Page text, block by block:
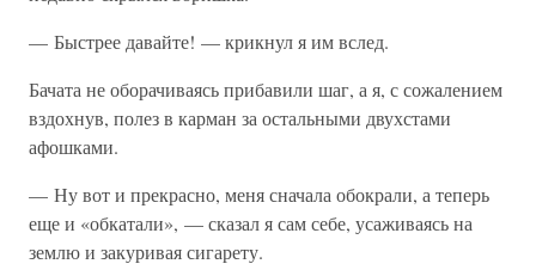
— Быстрее давайте! — крикнул я им вслед.
Бачата не оборачиваясь прибавили шаг, а я, с сожалением
вздохнув, полез в карман за остальными двухстами
афошками.
— Ну вот и прекрасно, меня сначала обокрали, а теперь
еще и «обкатали», — сказал я сам себе, усаживаясь на
землю и закуривая сигарету.